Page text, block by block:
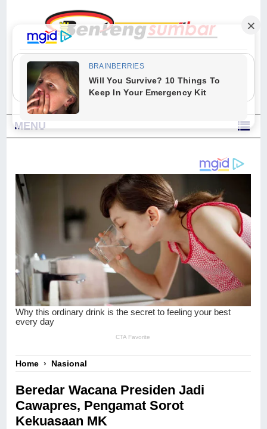
"Sesungguhnya Allah dan para malaikat-Nya berselawat untuk Nabi.
Wahai orang-orang yang beriman, berselawatlah kamu untuk Nabi dan
ucapkanlah salam dengan penuh penghormatan kepadanya." (Qs. Al
Ahzab Ayat 56)
MENU
Home › Nasional
Beredar Wacana Presiden Jadi
Cawapres, Pengamat Sorot
Kekuasaan MK